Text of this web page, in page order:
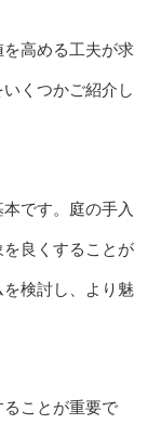
高める工夫が求
くつかご紹介し
です。庭の手入
良くすることが
検討し、より魅
ことが重要で